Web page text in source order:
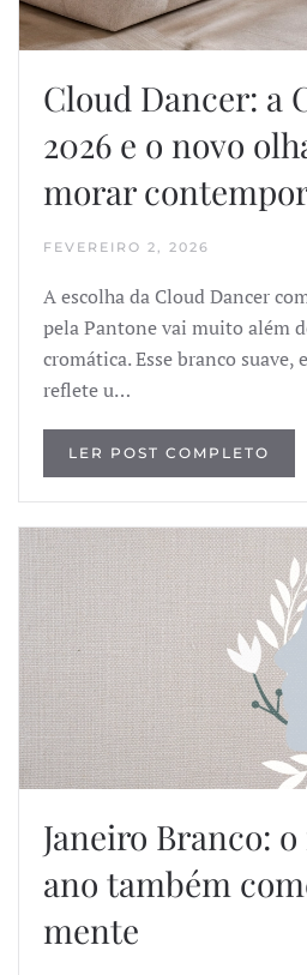
Cloud Dancer: a
2026 e o novo
morar
FEVEREIRO 2, 2026
A escolha da Cloud Dancer
pela Pantone vai muito além
cromática. Esse branco suave,
reflete u…
LER POST COMPLETO
Janeiro Branco:
ano também
mente